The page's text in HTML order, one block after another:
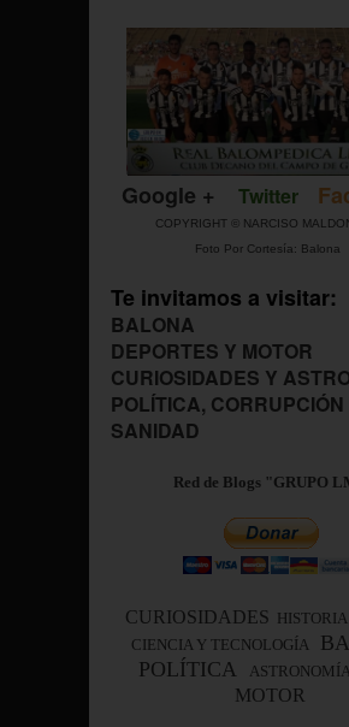
Google + Twitter
COPYRIGHT © NARCISO
Foto Por Cortesía: Balona
Te invitamos a visitar:
BALONA
DEPORTES Y MOTOR
CURIOSIDADES Y
POLÍTICA, CORRUPCIÓN
SANIDAD
Red de Blogs "GRUPO
CURIOSIDADES
CIENCIA Y TECNOLOGÍA
POLÍTICA
ASTRONOMÍA
MOTOR